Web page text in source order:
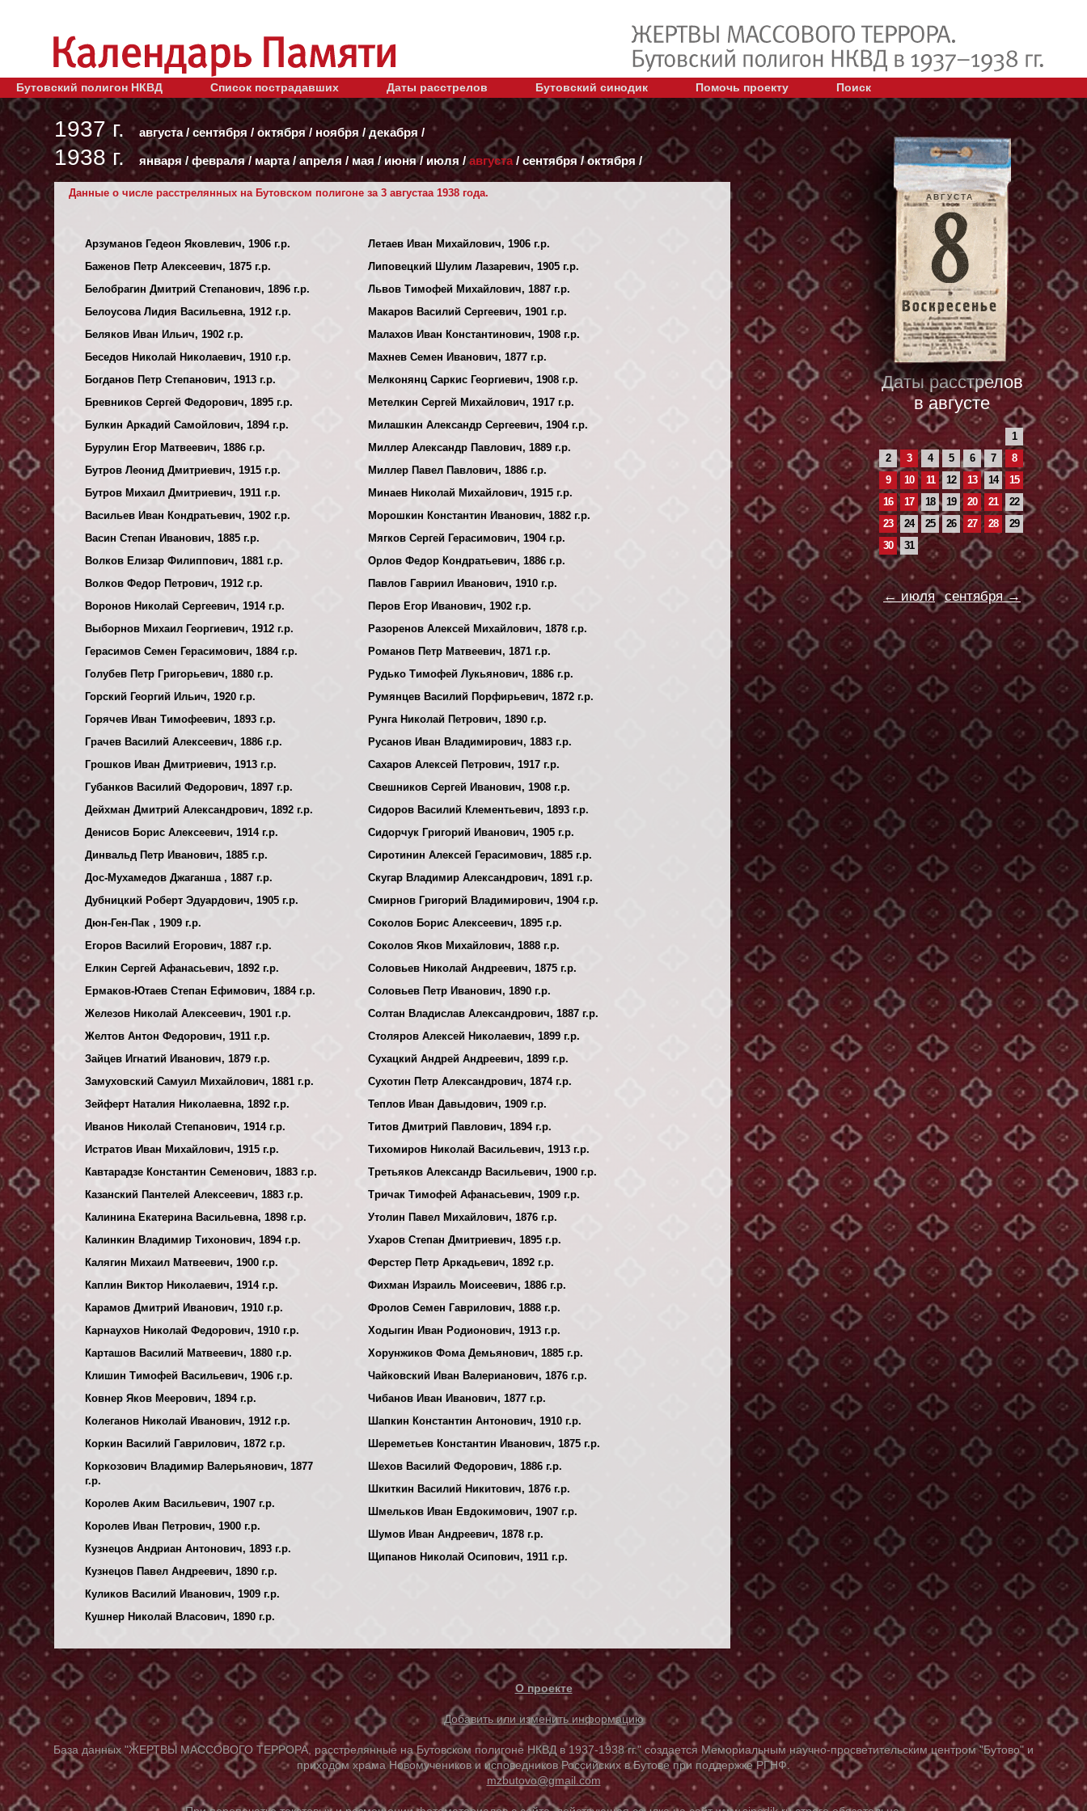
Бутовский полигон НКВД Список пострадавших Даты расстрелов Бутовский синодик Помочь проекту Поиск
1937 г. августа/сентября / октября/ ноября /декабря /
1938 г. января/февраля/ марта/апреля / мая /июня/июля /августа/ сентября/октября /
Данные о числе расстрелянных на Бутовском полигоне за 3 августаа 1938 года.
Арзуманов Гедеон Яковлевич, 1906 г.р.
Баженов Петр Алексеевич, 1875 г.р.
Белобрагин Дмитрий Степанович, 1896 г.р.
Белоусова Лидия Васильевна, 1912 г.р.
Беляков Иван Ильич, 1902 г.р.
Беседов Николай Николаевич, 1910 г.р.
Богданов Петр Степанович, 1913 г.р.
Бревников Сергей Федорович, 1895 г.р.
Булкин Аркадий Самойлович, 1894 г.р.
Бурулин Егор Матвеевич, 1886 г.р.
Бутров Леонид Дмитриевич, 1915 г.р.
Бутров Михаил Дмитриевич, 1911 г.р.
Васильев Иван Кондратьевич, 1902 г.р.
Васин Степан Иванович, 1885 г.р.
Волков Елизар Филиппович, 1881 г.р.
Волков Федор Петрович, 1912 г.р.
Воронов Николай Сергеевич, 1914 г.р.
Выборнов Михаил Георгиевич, 1912 г.р.
Герасимов Семен Герасимович, 1884 г.р.
Голубев Петр Григорьевич, 1880 г.р.
Горский Георгий Ильич, 1920 г.р.
Горячев Иван Тимофеевич, 1893 г.р.
Грачев Василий Алексеевич, 1886 г.р.
Грошков Иван Дмитриевич, 1913 г.р.
Губанков Василий Федорович, 1897 г.р.
Дейхман Дмитрий Александрович, 1892 г.р.
Денисов Борис Алексеевич, 1914 г.р.
Динвальд Петр Иванович, 1885 г.р.
Дос-Мухамедов Джаганша , 1887 г.р.
Дубницкий Роберт Эдуардович, 1905 г.р.
Дюн-Ген-Пак , 1909 г.р.
Егоров Василий Егорович, 1887 г.р.
Елкин Сергей Афанасьевич, 1892 г.р.
Ермаков-Ютаев Степан Ефимович, 1884 г.р.
Железов Николай Алексеевич, 1901 г.р.
Желтов Антон Федорович, 1911 г.р.
Зайцев Игнатий Иванович, 1879 г.р.
Замуховский Самуил Михайлович, 1881 г.р.
Зейферт Наталия Николаевна, 1892 г.р.
Иванов Николай Степанович, 1914 г.р.
Истратов Иван Михайлович, 1915 г.р.
Кавтарадзе Константин Семенович, 1883 г.р.
Казанский Пантелей Алексеевич, 1883 г.р.
Калинина Екатерина Васильевна, 1898 г.р.
Калинкин Владимир Тихонович, 1894 г.р.
Калягин Михаил Матвеевич, 1900 г.р.
Каплин Виктор Николаевич, 1914 г.р.
Карамов Дмитрий Иванович, 1910 г.р.
Карнаухов Николай Федорович, 1910 г.р.
Карташов Василий Матвеевич, 1880 г.р.
Клишин Тимофей Васильевич, 1906 г.р.
Ковнер Яков Меерович, 1894 г.р.
Колеганов Николай Иванович, 1912 г.р.
Коркин Василий Гаврилович, 1872 г.р.
Коркозович Владимир Валерьянович, 1877
г.р.
Королев Аким Васильевич, 1907 г.р.
Королев Иван Петрович, 1900 г.р.
Кузнецов Андриан Антонович, 1893 г.р.
Кузнецов Павел Андреевич, 1890 г.р.
Куликов Василий Иванович, 1909 г.р.
Кушнер Николай Власович, 1890 г.р.
Летаев Иван Михайлович, 1906 г.р.
Липовецкий Шулим Лазаревич, 1905 г.р.
Львов Тимофей Михайлович, 1887 г.р.
Макаров Василий Сергеевич, 1901 г.р.
Малахов Иван Константинович, 1908 г.р.
Махнев Семен Иванович, 1877 г.р.
Мелконянц Саркис Георгиевич, 1908 г.р.
Метелкин Сергей Михайлович, 1917 г.р.
Милашкин Александр Сергеевич, 1904 г.р.
Миллер Александр Павлович, 1889 г.р.
Миллер Павел Павлович, 1886 г.р.
Минаев Николай Михайлович, 1915 г.р.
Морошкин Константин Иванович, 1882 г.р.
Мягков Сергей Герасимович, 1904 г.р.
Орлов Федор Кондратьевич, 1886 г.р.
Павлов Гавриил Иванович, 1910 г.р.
Перов Егор Иванович, 1902 г.р.
Разоренов Алексей Михайлович, 1878 г.р.
Романов Петр Матвеевич, 1871 г.р.
Рудько Тимофей Лукьянович, 1886 г.р.
Румянцев Василий Порфирьевич, 1872 г.р.
Рунга Николай Петрович, 1890 г.р.
Русанов Иван Владимирович, 1883 г.р.
Сахаров Алексей Петрович, 1917 г.р.
Свешников Сергей Иванович, 1908 г.р.
Сидоров Василий Клементьевич, 1893 г.р.
Сидорчук Григорий Иванович, 1905 г.р.
Сиротинин Алексей Герасимович, 1885 г.р.
Скугар Владимир Александрович, 1891 г.р.
Смирнов Григорий Владимирович, 1904 г.р.
Соколов Борис Алексеевич, 1895 г.р.
Соколов Яков Михайлович, 1888 г.р.
Соловьев Николай Андреевич, 1875 г.р.
Соловьев Петр Иванович, 1890 г.р.
Солтан Владислав Александрович, 1887 г.р.
Столяров Алексей Николаевич, 1899 г.р.
Сухацкий Андрей Андреевич, 1899 г.р.
Сухотин Петр Александрович, 1874 г.р.
Теплов Иван Давыдович, 1909 г.р.
Титов Дмитрий Павлович, 1894 г.р.
Тихомиров Николай Васильевич, 1913 г.р.
Третьяков Александр Васильевич, 1900 г.р.
Тричак Тимофей Афанасьевич, 1909 г.р.
Утолин Павел Михайлович, 1876 г.р.
Ухаров Степан Дмитриевич, 1895 г.р.
Ферстер Петр Аркадьевич, 1892 г.р.
Фихман Израиль Моисеевич, 1886 г.р.
Фролов Семен Гаврилович, 1888 г.р.
Ходыгин Иван Родионович, 1913 г.р.
Хорунжиков Фома Демьянович, 1885 г.р.
Чайковский Иван Валерианович, 1876 г.р.
Чибанов Иван Иванович, 1877 г.р.
Шапкин Константин Антонович, 1910 г.р.
Шереметьев Константин Иванович, 1875 г.р.
Шехов Василий Федорович, 1886 г.р.
Шкиткин Василий Никитович, 1876 г.р.
Шмельков Иван Евдокимович, 1907 г.р.
Шумов Иван Андреевич, 1878 г.р.
Щипанов Николай Осипович, 1911 г.р.
АВГУСТА
Даты расстрелов
в августе
1
2
3 4 5 6 7
8
9
10 11 12 13 14
15
16
17 18 19 20 21
22
23
24 25 26 27 28
29
30
31
← июля сентября →
О проекте
Добавить или изменить информацию
База данных "ЖЕРТВЫ МАССОВОГО ТЕРРОРА, расстрелянные на Бутовском полигоне НКВД в 1937-1938 гг." создается Мемориальным научно-просветительским центром "Бутово" и
приходом храма Новомучеников и исповедников Российских в Бутове при поддержке РГНФ.
mzbutovo@gmail.com